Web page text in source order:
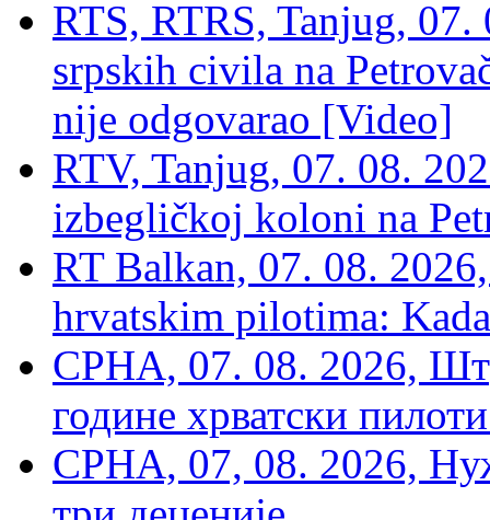
RTS, RTRS, Tanjug,
srpskih civila na
nije odgovarao [Video]
RTV, Tanjug, 07. 08.
izbegličkoj koloni na
RT Balkan, 07. 08.
hrvatskim pilotima:
СРНА, 07. 08. 2026,
године хрватски
СРНА, 07, 08. 2026,